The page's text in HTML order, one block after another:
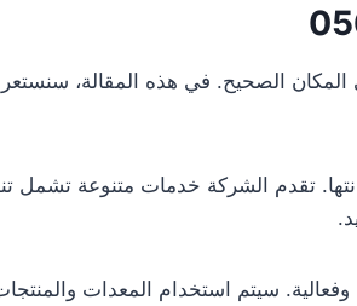
الصحيح. في هذه المقالة،
تقدم الشركة خدمات متنوعة تشمل
سيتم استخدام المعدات